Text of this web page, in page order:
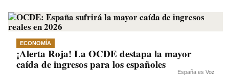
ECONOMÍA
¡Alerta Roja! La OCDE destapa la mayor
caída de ingresos para los españoles
España es Voz